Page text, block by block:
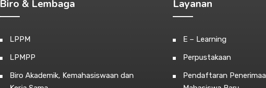
Biro & Lembaga
LPPM
LPMPP
Biro Akademik, Kemahasiswaan dan
Layanan
E – Learning
Perpustakaan
Pendaftaran